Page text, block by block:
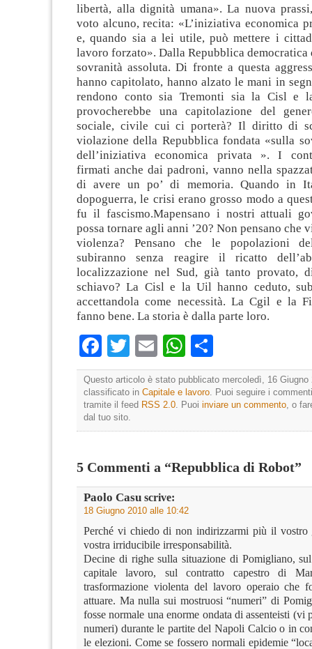
libertà, alla dignità umana». La nuova
voto alcuno, recita: «L’iniziativa economica
e, quando sia a lei utile, può mettere i
lavoro forzato». Dalla Repubblica democratica
sovranità assoluta. Di fronte a questa
hanno capitolato, hanno alzato le mani in
rendono conto sia Tremonti sia la Cisl e
provocherebbe una capitolazione del
sociale, civile cui ci porterà? Il diritto di
violazione della Repubblica fondata «sulla
dell’iniziativa economica privata ». I
firmati anche dai padroni, vanno nella
di avere un po’ di memoria. Quando in
dopoguerra, le crisi erano grosso modo a
fu il fascismo.Mapensano i nostri attuali
possa tornare agli anni ’20? Non pensano che
violenza? Pensano che le popolazioni
subiranno senza reagire il ricatto
localizzazione nel Sud, già tanto provato,
schiavo? La Cisl e la Uil hanno ceduto,
accettandola come necessità. La Cgil e la
fanno bene. La storia è dalla parte loro.
Facebook
TwitterEmailWhatsApp
Questo articolo è stato pubblicato mercoledì, 16 Giugno
classificato in Capitale e lavoro. Puoi seguire i
tramite il feed RSS 2.0. Puoi inviare un commento, o
dal tuo sito.
5 Commenti a “Repubblica di Robot”
Paolo Casu scrive:
18 Giugno 2010 alle 10:42
Perché vi chiedo di non indirizzarmi più il vostro
vostra irriducibile irresponsabilità.
Decine di righe sulla situazione di Pomigliano,
capitale lavoro, sul contratto capestro di
trasformazione violenta del lavoro operaio che
attuare. Ma nulla sui mostruosi “numeri” di
fosse normale una enorme ondata di assenteisti (vi
numeri) durante le partite del Napoli Calcio o in
le elezioni. Come se fossero normali epidemie